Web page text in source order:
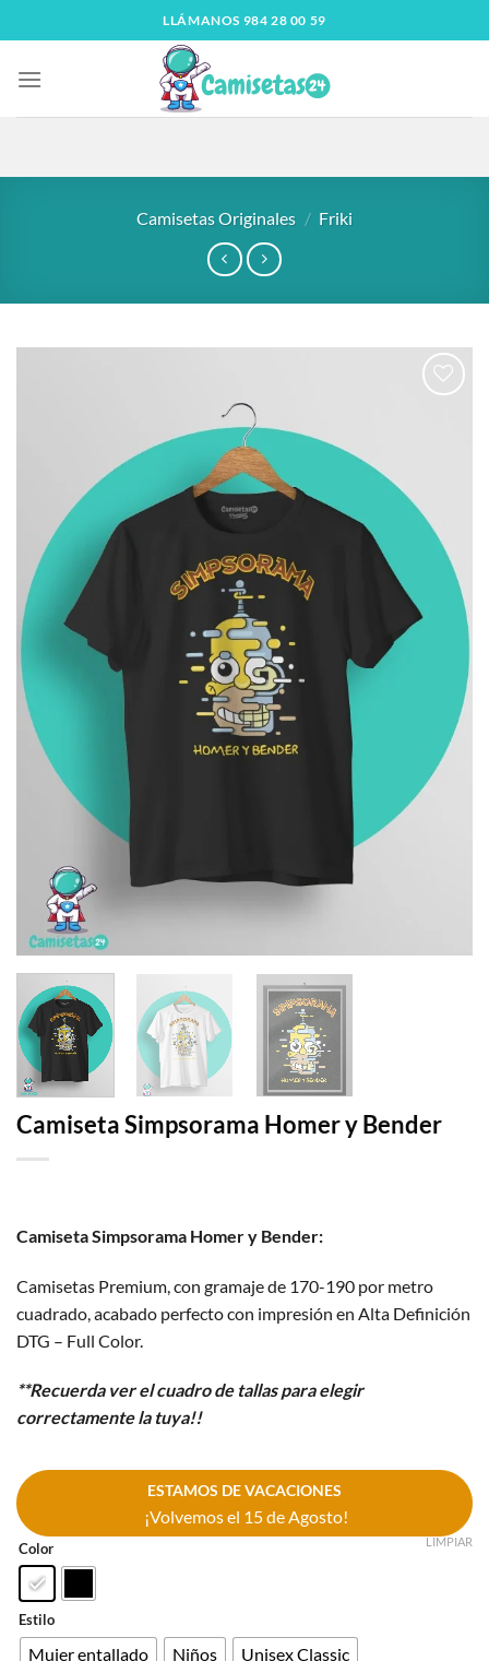
LLÁMANOS 984 28 00 59
Camisetas Originales / Friki
Camiseta Simpsorama Homer y Bender
Camiseta Simpsorama Homer y Bender:
Camisetas Premium, con gramaje de 170-190 por metro
cuadrado, acabado perfecto con impresión en Alta Definición
DTG – Full Color.
**Recuerda ver el cuadro de tallas para elegir
correctamente la tuya!!
ESTAMOS DE VACACIONES
¡Volvemos el 15 de Agosto!
Color
Estilo
Mujer entallado Niños Unisex Classic
LIMPIAR